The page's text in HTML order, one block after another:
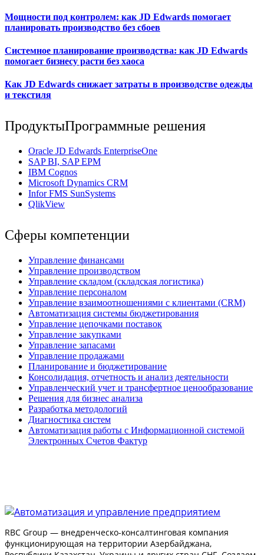
Мощности под контролем: как JD Edwards помогает
планировать производство без сбоев
Системное планирование производства: как JD Edwards
помогает бизнесу расти без хаоса
Как JD Edwards снижает затраты в производстве одежды
и текстиля
ПродуктыПрограммные решения
Oracle JD Edwards EnterpriseOne
SAP BI, SAP EPM
IBM Cognos
Мicrosoft Dynamics CRM
Infor FMS SunSystems
QlikView
Сферы компетенции
Управление финансами
Управление производством
Управление складом (складская логистика)
Управление персоналом
Управление взаимоотношениями с клиентами (СRM)
Автоматизация системы бюджетирования
Управление цепочками поставок
Управление закупками
Управление запасами
Управление продажами
Планирование и бюджетирование
Консолидация, отчетность и анализ деятельности
Управленческий учет и трансфертное ценообразование
Решения для бизнес анализа
Разработка методологий
Диагностика систем
Автоматизация работы с Информационной системой
Электронных Счетов Фактур
RBC Group — внедренческо-консалтинговая компания
функционирующая на территории Азербайджана,